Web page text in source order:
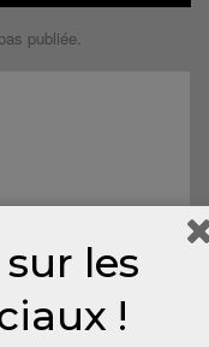
publiée.
les
!